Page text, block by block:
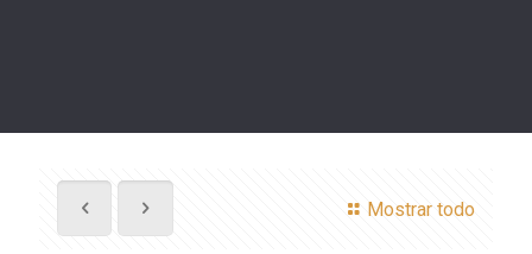
Mostrar todo